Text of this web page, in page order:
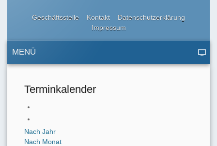
Geschäftsstelle Kontakt
Datenschutzerklärung
Impressum
MENÜ
Terminkalender
Nach Jahr
Nach Monat